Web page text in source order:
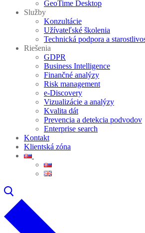
GeoTime Desktop
Služby
Konzultácie
Užívateľské školenia
Technická podpora a
Riešenia
GDPR
Business Intelligence
Finančné analýzy
Risk management
e-Discovery
Vizualizácie a analýzy
Kvalita dát
Prevencia a detekcia podvodov
Enterprise search
Kontakt
Klientská zóna